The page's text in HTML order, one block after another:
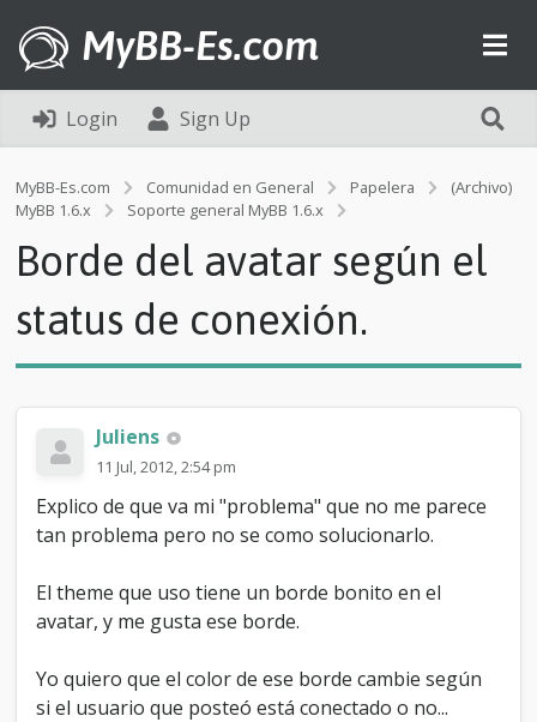
MyBB-Es.com
Login Sign Up
MyBB-Es.com Comunidad en General Papelera
(Archivo)
MyBB 1.6.x
Soporte general MyBB 1.6.x
r
d
d
l
v
r
s
ú
s
t
Borde del avatar según el
status de conexión.
Juliens
11 Jul, 2012, 2:54 pm
Explico de que va mi "problema" que no me parece
tan problema pero no se como solucionarlo.
El theme que uso tiene un borde bonito en el
avatar, y me gusta ese borde.
Yo quiero que el color de ese borde cambie según
si el usuario que posteó está conectado o no...